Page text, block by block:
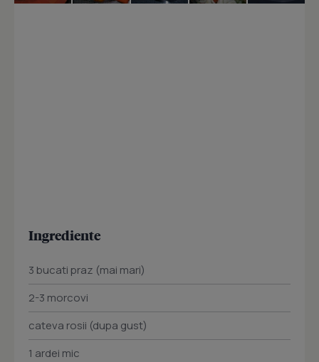
Ingrediente
3 bucati praz (mai mari)
2-3 morcovi
cateva rosii (dupa gust)
1 ardei mic